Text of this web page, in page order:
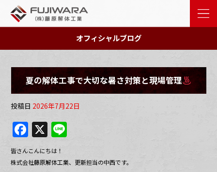
オフィシャルブログ
夏の解体工事で大切な暑さ対策と現場管理
投稿日 2026年7月22日
F
a
c
X
e
皆さんこんにちは！
株式会社藤原解体工業、更新担当の中西です。